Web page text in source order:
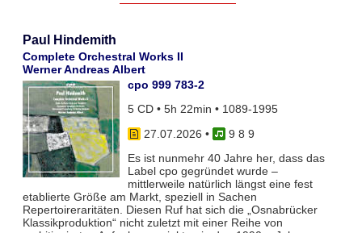
Paul Hindemith
Complete Orchestral Works II
Werner Andreas Albert
cpo 999 783-2
5 CD • 5h 22min • 1089-1995
27.07.2026 •
9 8 9
Es ist nunmehr 40 Jahre her, dass das
Label cpo gegründet wurde –
mittlerweile natürlich längst eine fest
etablierte Größe am Markt, speziell in Sachen
Repertoireraritäten. Diesen Ruf hat sich die „Osnabrücker
Klassikproduktion“ nicht zuletzt mit einer Reihe von